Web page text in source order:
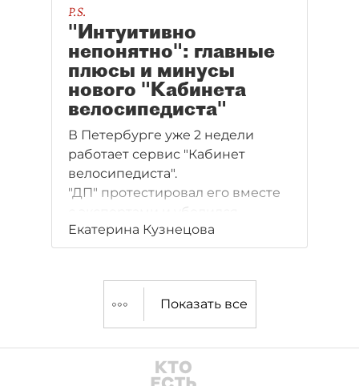
P.S.
"Интуитивно
непонятно": главные
плюсы и минусы
нового "Кабинета
велосипедиста"
В Петербурге уже 2 недели
работает сервис "Кабинет
велосипедиста".
"ДП" протестировал его вместе
с экспертами и убедился,
что итог совпадает
с изначальной концепцией,
Екатерина Кузнецова
Показать все